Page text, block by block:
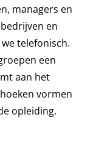
managers en
en
telefonisch.
een
aan het
vormen
opleiding.